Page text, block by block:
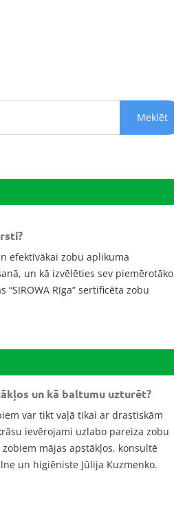
Meklēt
efektīvākai zobu aplikuma
un kā izvēlēties sev piemērotāko
Rīga” sertificēta zobu
un kā baltumu uzturēt?
var tikt vaļā tikai ar drastiskām
ievērojami uzlabo pareiza zobu
mājas apstākļos, konsultē
un higiēniste Jūlija Kuzmenko.